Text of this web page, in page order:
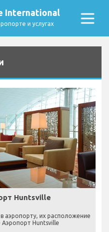
International
и услугах
Huntsville
аэропорту, их расположение
Huntsville